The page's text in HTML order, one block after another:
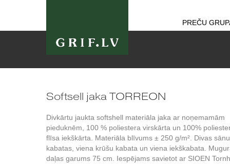
PREČU
Softsell jaka TORREON
Divkārtu jaukta softshell materiāla jaka ar noņemamām
pieduknēm, 100 % poliestera virskārta un 100%
flīsa iekškārta. Materiāla blīvums ± 250 g/m². Divas sānu
kabatas, viena krūšu kabata un viena iekškabata.
daļas garums 75 cm. Iespējams savietot ar SIOEN